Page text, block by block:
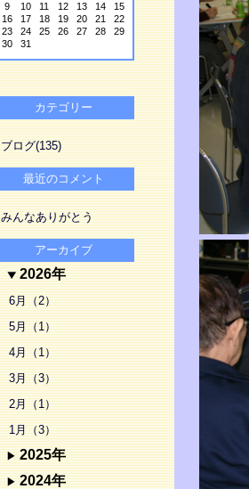
9
10 11 12 13 14
15
16
17 18 19 20 21
22
23
24 25 26 27 28
29
30
31
カテゴリー
ブログ(135)
最近のコメント
みんなありがとう
アーカイブ
2026年
6月（2）
5月（1）
4月（1）
3月（3）
2月（1）
1月（3）
2025年
2024年